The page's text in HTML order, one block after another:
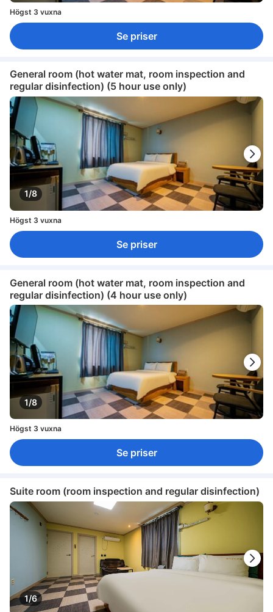
Högst 3 vuxna
Se priser
General room (hot water mat, room inspection and
regular disinfection) (5 hour use only)
1/8
Högst 3 vuxna
Se priser
General room (hot water mat, room inspection and
regular disinfection) (4 hour use only)
1/8
Högst 3 vuxna
Se priser
Suite room (room inspection and regular disinfection)
1/6